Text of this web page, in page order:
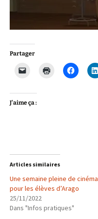
Partager
J’aime ça :
Articles similaires
Une semaine pleine de cinéma
pour les élèves d’Arago
25/11/2022
Dans "Infos pratiques"